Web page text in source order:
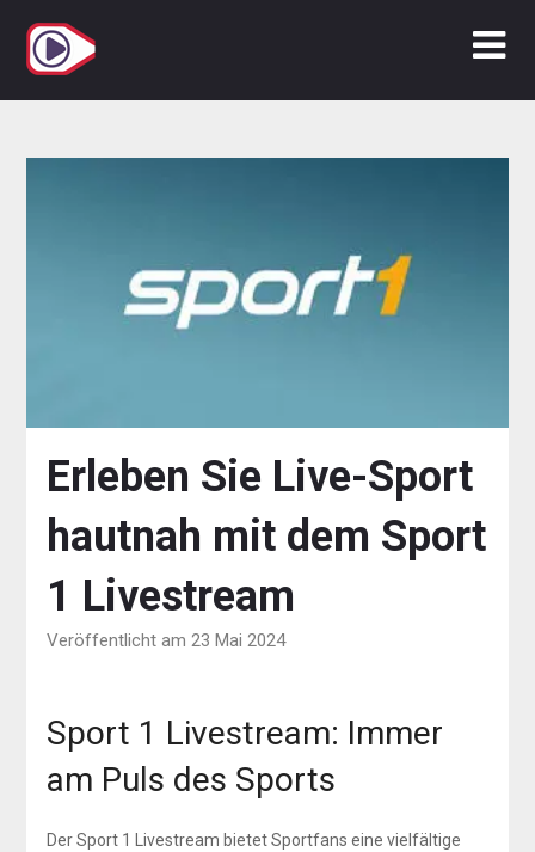
Inhalt
springen
Erleben Sie Live-Sport
hautnah mit dem Sport
1 Livestream
Veröffentlicht am 23 Mai 2024
Sport 1 Livestream: Immer
am Puls des Sports
Der Sport 1 Livestream bietet Sportfans eine vielfältige